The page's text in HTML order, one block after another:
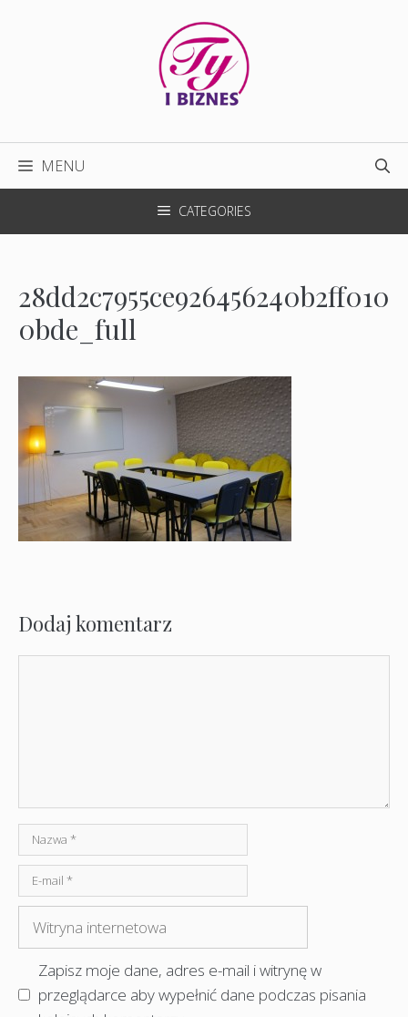
MENU
CATEGORIES
28dd2c7955ce926456240b2ff010
0bde_full
Dodaj komentarz
Nazwa
mail
internetowa
Zapisz moje dane, adres e-mail i witrynę w
przeglądarce aby wypełnić dane podczas pisania